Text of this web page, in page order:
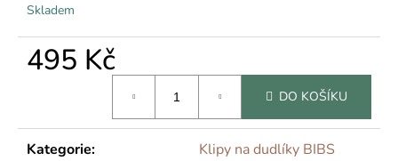
Skladem
495 Kč
DO KOŠÍKU
Kategorie:
Klipy na dudlíky BIBS